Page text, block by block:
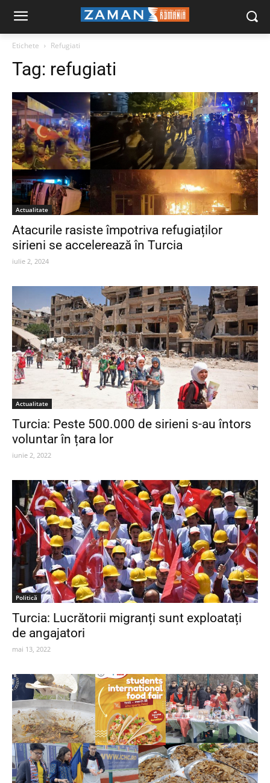
Etichete Refugiati
Tag: refugiati
Actualitate
Atacurile rasiste împotriva refugiaților
sirieni se accelerează în Turcia
iulie 2, 2024
Actualitate
Turcia: Peste 500.000 de sirieni s-au întors
voluntar în țara lor
iunie 2, 2022
Politică
Turcia: Lucrătorii migranți sunt exploatați
de angajatori
mai 13, 2022